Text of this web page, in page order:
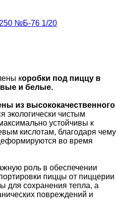
№Б-76 1/20
коробки под пиццу в
и белые.
из высококачественного
экологически чистым
устойчивы к
кислотам, благодаря чему
во время
роль в обеспечении
пиццы от пиццерии
для сохранения тепла, а
повреждений и